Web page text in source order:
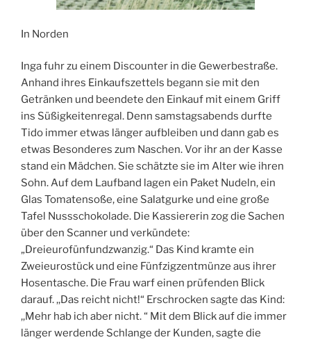
In Norden
Inga fuhr zu einem Discounter in die Gewerbestraße.
Anhand ihres Einkaufszettels begann sie mit den
Getränken und beendete den Einkauf mit einem Griff
ins Süßigkeitenregal. Denn samstagsabends durfte
Tido immer etwas länger aufbleiben und dann gab es
etwas Besonderes zum Naschen. Vor ihr an der Kasse
stand ein Mädchen. Sie schätzte sie im Alter wie ihren
Sohn. Auf dem Laufband lagen ein Paket Nudeln, ein
Glas Tomatensoße, eine Salatgurke und eine große
Tafel Nussschokolade. Die Kassiererin zog die Sachen
über den Scanner und verkündete:
„Dreieurofünfundzwanzig.“ Das Kind kramte ein
Zweieurostück und eine Fünfzigzentmünze aus ihrer
Hosentasche. Die Frau warf einen prüfenden Blick
darauf. ,,Das reicht nicht!“ Erschrocken sagte das Kind:
,,Mehr hab ich aber nicht. “ Mit dem Blick auf die immer
länger werdende Schlange der Kunden, sagte die